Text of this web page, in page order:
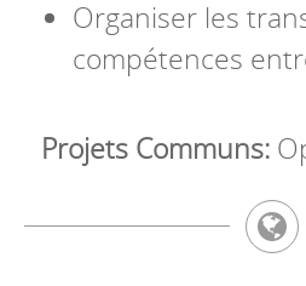
Organiser les
compétences
Projets Communs: